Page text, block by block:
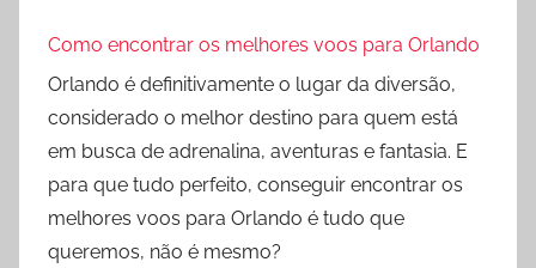
Como encontrar os melhores voos para Orlando
Orlando é definitivamente o lugar da diversão,
considerado o melhor destino para quem está
em busca de adrenalina, aventuras e fantasia. E
para que tudo perfeito, conseguir encontrar os
melhores voos para Orlando é tudo que
queremos, não é mesmo?